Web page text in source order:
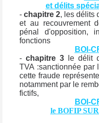
et délits
- chapitre 2, les délits
et au recouvrement
pénal d'opposition,
fonctions
BOI-
- chapitre 3 le délit
TVA :sanctionnée par
cette fraude
notamment par le
fictifs,
BOI-
le BOFIP